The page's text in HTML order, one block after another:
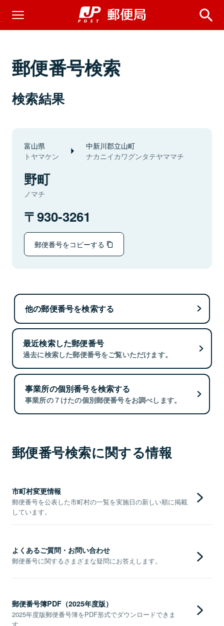
郵便番号検索
検索結果
富山県
トヤマケン
中新川郡立山町
ナカニイカワグンタテヤママチ
野町
ノマチ
930-3261
郵便番号をコピーする
他の郵便番号を検索する
最近検索した郵便番号
過去に検索した郵便番号をご覧いただけます。
事業所の個別番号を検索する
事業所の７けたの個別郵便番号をお調べします。
郵便番号検索に関する情報
市町村変更情報
郵便番号を公表した市町村の一覧を実施日の新しい順に掲載
しています。
よくあるご質問・お問い合わせ
郵便番号に関するさまざまな疑問にお答えします。
郵便番号簿PDF（2025年度版）
2025年度版郵便番号簿をPDF形式でダウンロードできま